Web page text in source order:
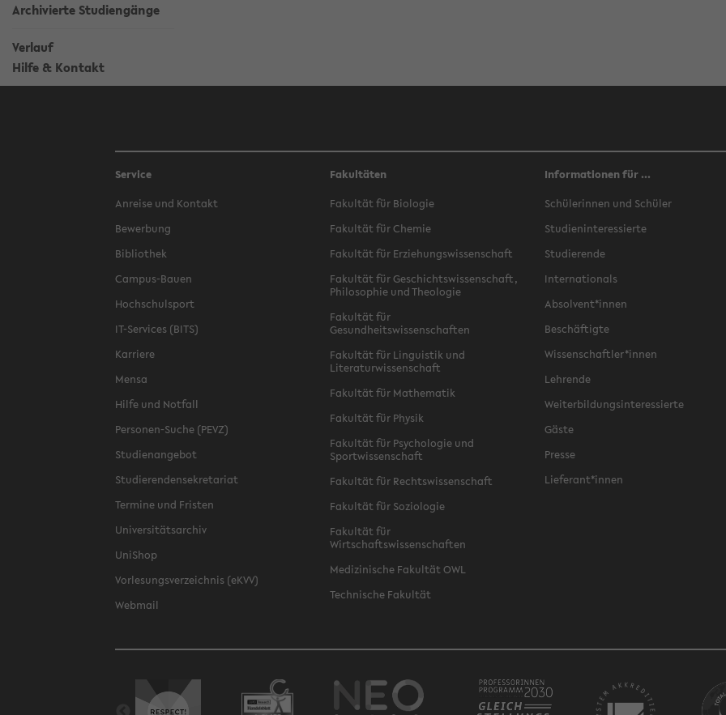
Archivierte Studiengänge
Verlauf
Hilfe & Kontakt
Service
Anreise und Kontakt
Bewerbung
Bibliothek
Campus-Bauen
Hochschulsport
IT-Services (BITS)
Karriere
Mensa
Hilfe und Notfall
Personen-Suche (PEVZ)
Studienangebot
Studierendensekretariat
Termine und Fristen
Universitätsarchiv
UniShop
Vorlesungsverzeichnis (eKVV)
Webmail
Fakultäten
Fakultät für Biologie
Fakultät für Chemie
Fakultät für Erziehungswissenschaft
Fakultät für Geschichtswissenschaft,
Philosophie und Theologie
Fakultät für
Gesundheitswissenschaften
Fakultät für Linguistik und
Literaturwissenschaft
Fakultät für Mathematik
Fakultät für Physik
Fakultät für Psychologie und
Sportwissenschaft
Fakultät für Rechtswissenschaft
Fakultät für Soziologie
Fakultät für
Wirtschaftswissenschaften
Medizinische Fakultät OWL
Technische Fakultät
Informationen für ...
Schülerinnen und Schüler
Studieninteressierte
Studierende
Internationals
Absolvent*innen
Beschäftigte
Wissenschaftler*innen
Lehrende
Weiterbildungsinteressierte
Gäste
Presse
Lieferant*innen